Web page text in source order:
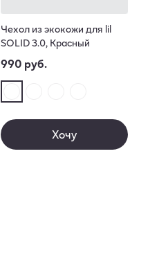
Чехол из экокожи для lil
SOLID 3.0, Красный
990 руб.
Хочу